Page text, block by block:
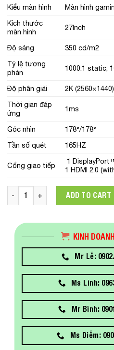
Kiểu màn hình
Màn hình
Kích thước
màn hình
27Inch
Độ sáng
350 cd/m2
Tỷ lệ tương
phản
1000:1 static;
Độ phân giải
2K (2560×1440)
Thời gian đáp
ứng
1ms
Góc nhìn
178°/178°
Tần số quét
165HZ
Cổng giao tiếp
1
1 HDMI 2.0
Màn hình HP Gaming OMEN
ADD TO CART
KINH
Mr Lễ:
Ms Linh:
Mr Bình:
Ms Diễm: